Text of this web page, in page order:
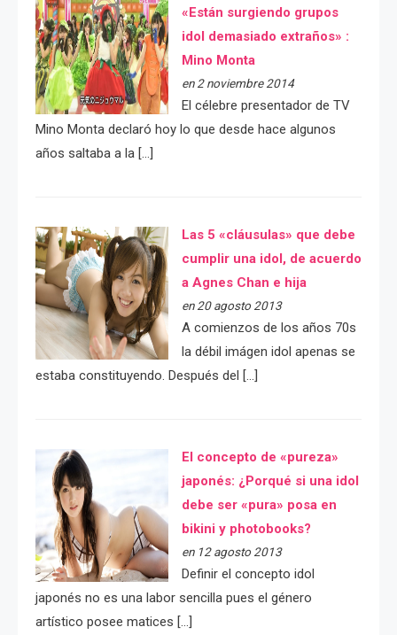
«Están surgiendo grupos
idol demasiado extraños» :
Mino Monta
en 2 noviembre 2014
El célebre presentador de TV
Mino Monta declaró hoy lo que desde hace algunos
años saltaba a la […]
Las 5 «cláusulas» que debe
cumplir una idol, de acuerdo
a Agnes Chan e hija
en 20 agosto 2013
A comienzos de los años 70s
la débil imágen idol apenas se
estaba constituyendo. Después del […]
El concepto de «pureza»
japonés: ¿Porqué si una idol
debe ser «pura» posa en
bikini y photobooks?
en 12 agosto 2013
Definir el concepto idol
japonés no es una labor sencilla pues el género
artístico posee matices […]